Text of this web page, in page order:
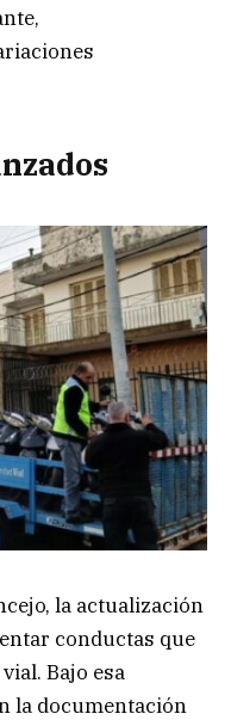
la actualización
conductas que
Bajo esa
la documentación